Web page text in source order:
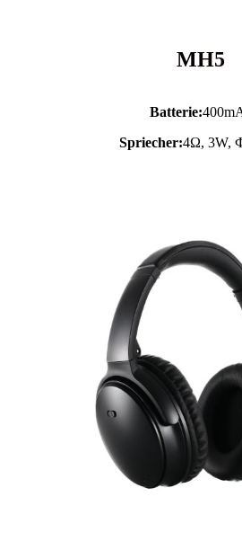
MH5
Batterie:
Spriecher:4Ω, 3W,